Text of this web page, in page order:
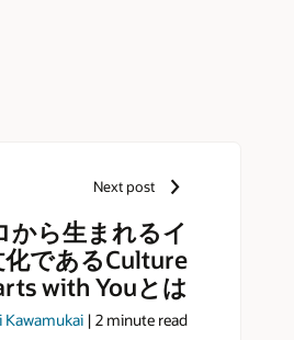
Next post
から生まれるイ
であるCulture
with Youとは
Kawamukai | 2 minute read